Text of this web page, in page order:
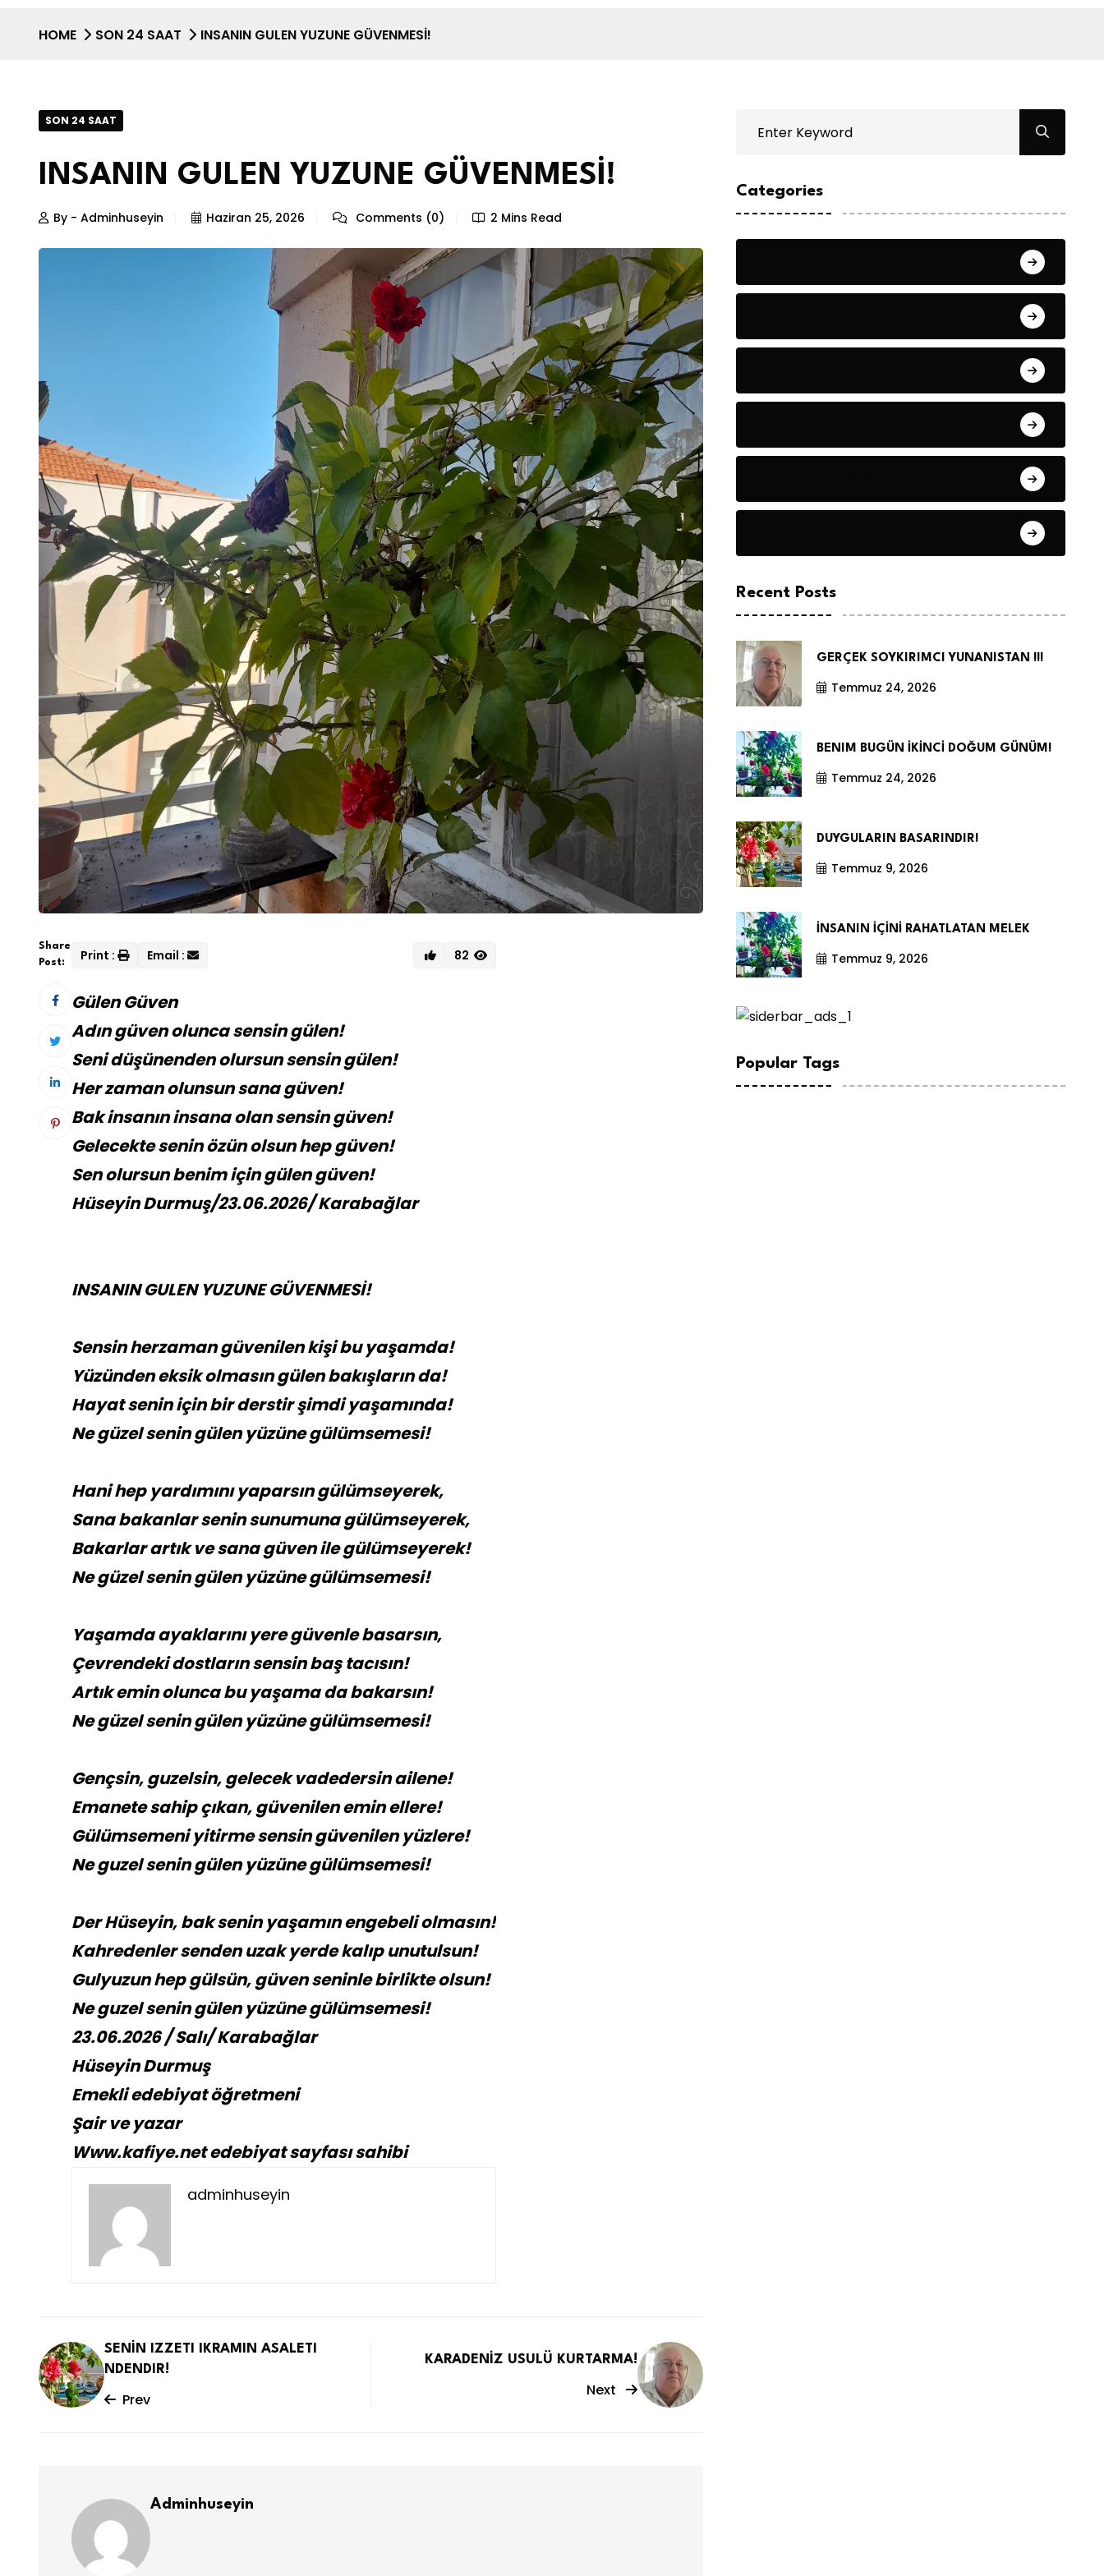
HOME SON 24 SAAT INSANIN GULEN YUZUNE GÜVENMESİ!
SON 24 SAAT
INSANIN GULEN YUZUNE GÜVENMESİ!
By - Adminhuseyin Haziran 25, 2026 Comments (0) 2 Mins Read
Share
Post:
Print : Email : 82
Gülen Güven
Adın güven olunca sensin gülen!
Seni düşünenden olursun sensin gülen!
Her zaman olunsun sana güven!
Bak insanın insana olan sensin güven!
Gelecekte senin özün olsun hep güven!
Sen olursun benim için gülen güven!
Hüseyin Durmuş/23.06.2026/ Karabağlar
INSANIN GULEN YUZUNE GÜVENMESİ!
Sensin herzaman güvenilen kişi bu yaşamda!
Yüzünden eksik olmasın gülen bakışların da!
Hayat senin için bir derstir şimdi yaşamında!
Ne güzel senin gülen yüzüne gülümsemesi!
Hani hep yardımını yaparsın gülümseyerek,
Sana bakanlar senin sunumuna gülümseyerek,
Bakarlar artık ve sana güven ile gülümseyerek!
Ne güzel senin gülen yüzüne gülümsemesi!
Yaşamda ayaklarını yere güvenle basarsın,
Çevrendeki dostların sensin baş tacısın!
Artık emin olunca bu yaşama da bakarsın!
Ne güzel senin gülen yüzüne gülümsemesi!
Gençsin, guzelsin, gelecek vadedersin ailene!
Emanete sahip çıkan, güvenilen emin ellere!
Gülümsemeni yitirme sensin güvenilen yüzlere!
Ne guzel senin gülen yüzüne gülümsemesi!
Der Hüseyin, bak senin yaşamın engebeli olmasın!
Kahredenler senden uzak yerde kalıp unutulsun!
Gulyuzun hep gülsün, güven seninle birlikte olsun!
Ne guzel senin gülen yüzüne gülümsemesi!
23.06.2026 / Salı/ Karabağlar
Hüseyin Durmuş
Emekli edebiyat öğretmeni
Şair ve yazar
Www.kafiye.netedebiyat sayfası sahibi
adminhuseyin
SENİN IZZETI IKRAMIN ASALETI
NDENDIR!
Prev
KARADENİZ USULÜ KURTARMA!
Next
Adminhuseyin
Categories
Recent Posts
GERÇEK SOYKIRIMCI YUNANISTAN !!!
Temmuz 24, 2026
BENIM BUGÜN İKİNCİ DOĞUM GÜNÜM!
Temmuz 24, 2026
DUYGULARIN BASARINDIR!
Temmuz 9, 2026
İNSANIN İÇİNİ RAHATLATAN MELEK
Temmuz 9, 2026
Popular Tags